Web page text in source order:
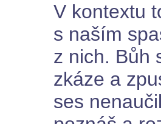
V kontextu
s naším
z nich. Bůh
zkáze a
ses